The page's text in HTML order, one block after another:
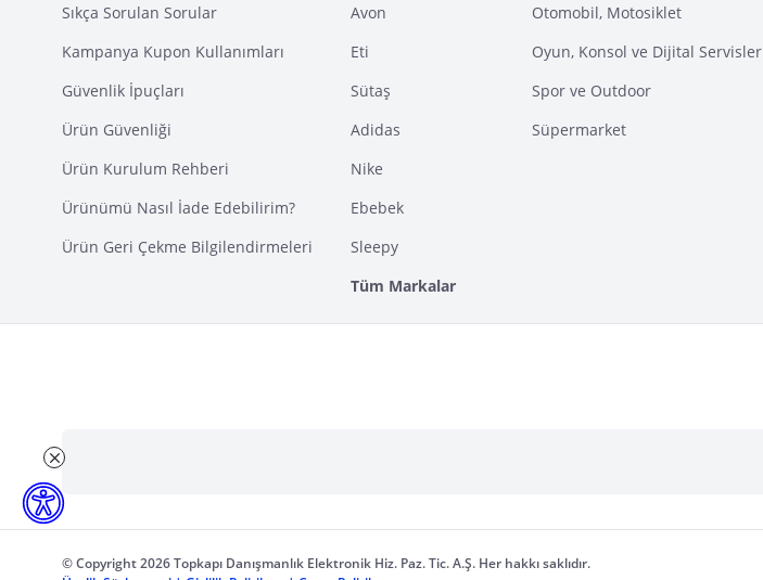
Sıkça Sorulan Sorular
Kampanya Kupon Kullanımları
Güvenlik İpuçları
Ürün Güvenliği
Ürün Kurulum Rehberi
Ürünümü Nasıl İade Edebilirim?
Ürün Geri Çekme Bilgilendirmeleri
Avon
Eti
Sütaş
Adidas
Nike
Ebebek
Sleepy
Tüm Markalar
Otomobil, Motosiklet
Oyun, Konsol ve Dijital Servisler
Spor ve Outdoor
Süpermarket
© Copyright 2026 Topkapı Danışmanlık Elektronik Hiz. Paz. Tic. A.Ş. Her hakkı saklıdır.